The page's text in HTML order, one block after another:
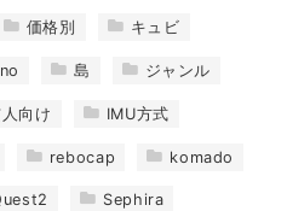
価格別 キュビ
島 ジャンル
向け IMU方式
rebocap komado
Sephira